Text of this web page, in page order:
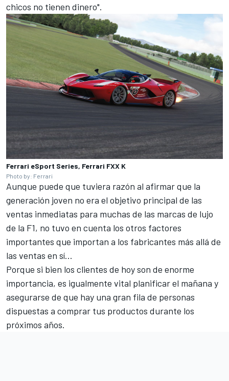
chicos no tienen dinero".
Ferrari eSport Series, Ferrari FXX K
Photo by: Ferrari
Aunque puede que tuviera razón al afirmar que la
generación joven no era el objetivo principal de las
ventas inmediatas para muchas de las marcas de lujo
de la F1, no tuvo en cuenta los otros factores
importantes que importan a los fabricantes más allá de
las ventas en sí...
Porque si bien los clientes de hoy son de enorme
importancia, es igualmente vital planificar el mañana y
asegurarse de que hay una gran fila de personas
dispuestas a comprar tus productos durante los
próximos años.